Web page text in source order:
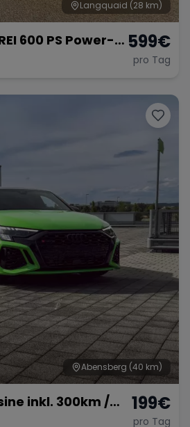
Langquaid (28 km)
600 PS Power-
599€
pro Tag
Abensberg (40 km)
inkl. 300km /
199€
pro Tag